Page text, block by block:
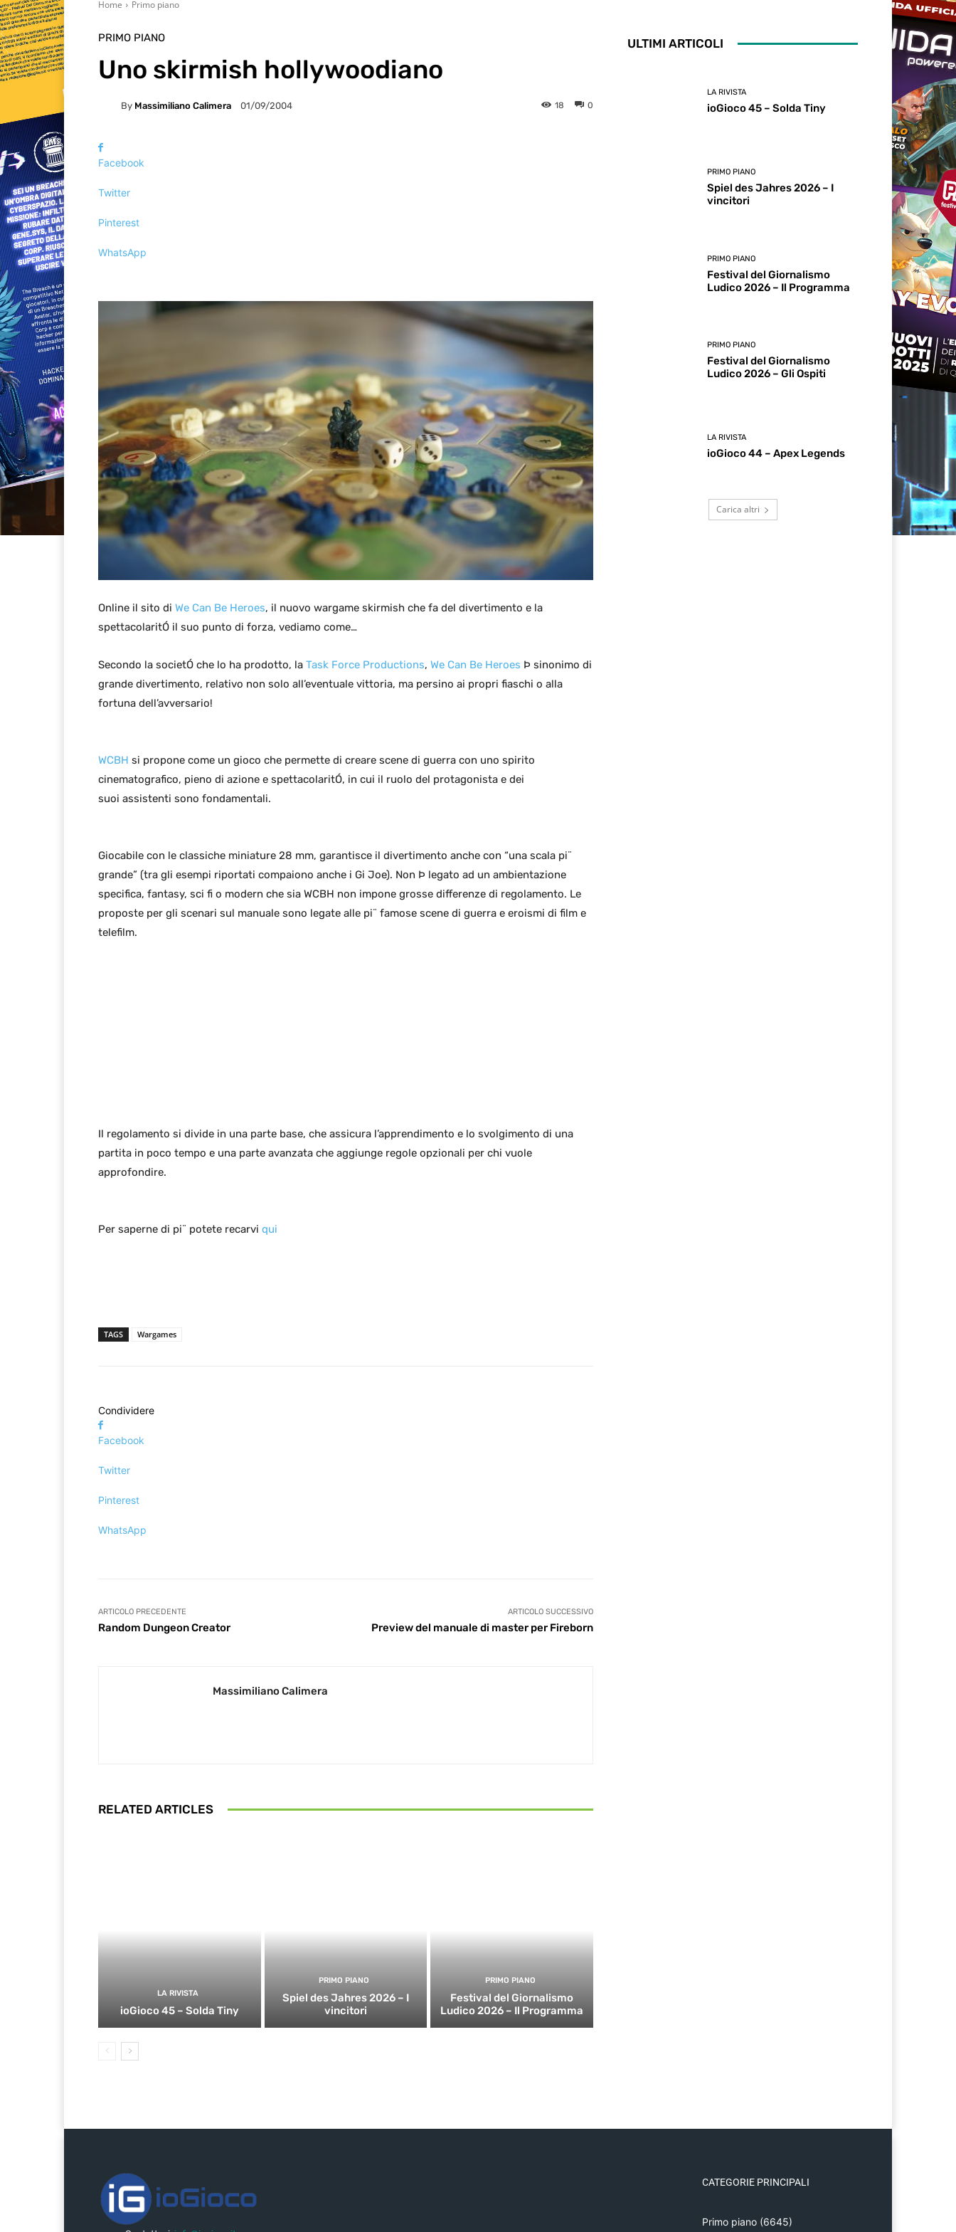
Home Primo piano
PRIMO PIANO
Uno skirmish hollywoodiano
By Massimiliano Calimera 01/09/2004 0
18
Facebook
Twitter
Pinterest
WhatsApp
Online il sito di We Can Be Heroes, il nuovo wargame skirmish che fa del divertimento e la
spettacolaritÓ il suo punto di forza, vediamo come…
Secondo la societÓ che lo ha prodotto, la Task Force Productions, We Can Be Heroes Þ sinonimo di
grande divertimento, relativo non solo all’eventuale vittoria, ma persino ai propri fiaschi o alla
fortuna dell’avversario!
WCBH si propone come un gioco che permette di creare scene di guerra con uno spirito
cinematografico, pieno di azione e spettacolaritÓ, in cui il ruolo del protagonista e dei
suoi assistenti sono fondamentali.
Giocabile con le classiche miniature 28 mm, garantisce il divertimento anche con “una scala pi¨
grande” (tra gli esempi riportati compaiono anche i Gi Joe). Non Þ legato ad un ambientazione
specifica, fantasy, sci fi o modern che sia WCBH non impone grosse differenze di regolamento. Le
proposte per gli scenari sul manuale sono legate alle pi¨ famose scene di guerra e eroismi di film e
telefilm.
Il regolamento si divide in una parte base, che assicura l’apprendimento e lo svolgimento di una
partita in poco tempo e una parte avanzata che aggiunge regole opzionali per chi vuole
approfondire.
Per saperne di pi¨ potete recarvi qui
TAGS Wargames
Condividere
Facebook
Twitter
Pinterest
WhatsApp
ARTICOLO PRECEDENTE
Random Dungeon Creator
ARTICOLO SUCCESSIVO
Preview del manuale di master per Fireborn
Massimiliano Calimera
RELATED ARTICLES
LA RIVISTA
ioGioco 45 – Solda Tiny
PRIMO PIANO
Spiel des Jahres 2026 – I
vincitori
PRIMO PIANO
Festival del Giornalismo
Ludico 2026 – Il Programma
ULTIMI ARTICOLI
LA RIVISTA
ioGioco 45 – Solda Tiny
PRIMO PIANO
Spiel des Jahres 2026 – I
vincitori
PRIMO PIANO
Festival del Giornalismo
Ludico 2026 – Il Programma
PRIMO PIANO
Festival del Giornalismo
Ludico 2026 – Gli Ospiti
LA RIVISTA
ioGioco 44 – Apex Legends
Carica altri
CATEGORIE PRINCIPALI
Primo piano (6645)